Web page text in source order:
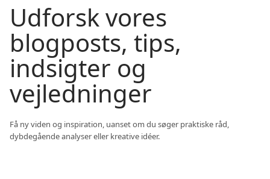
Udforsk vores
blogposts, tips,
indsigter og
vejledninger
Få ny viden og inspiration, uanset om du søger praktiske råd,
dybdegående analyser eller kreative idéer.